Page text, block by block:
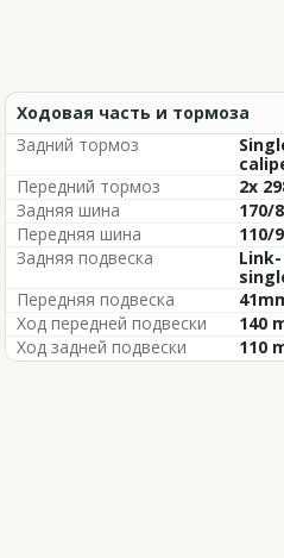
Ходовая часть и тормоза
Задний тормоз
Передний тормоз
2x
Задняя шина
170/
Передняя шина
110/
Задняя подвеска
Передняя подвеска
Ход передней подвески
140
Ход задней подвески
110